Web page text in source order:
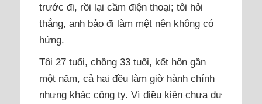
trước đi, rồi lại cầm điện thoại; tôi hỏi
thẳng, anh bảo đi làm mệt nên không có
hứng.
Tôi 27 tuổi, chồng 33 tuổi, kết hôn gần
một năm, cả hai đều làm giờ hành chính
nhưng khác công ty. Vì điều kiện chưa dư